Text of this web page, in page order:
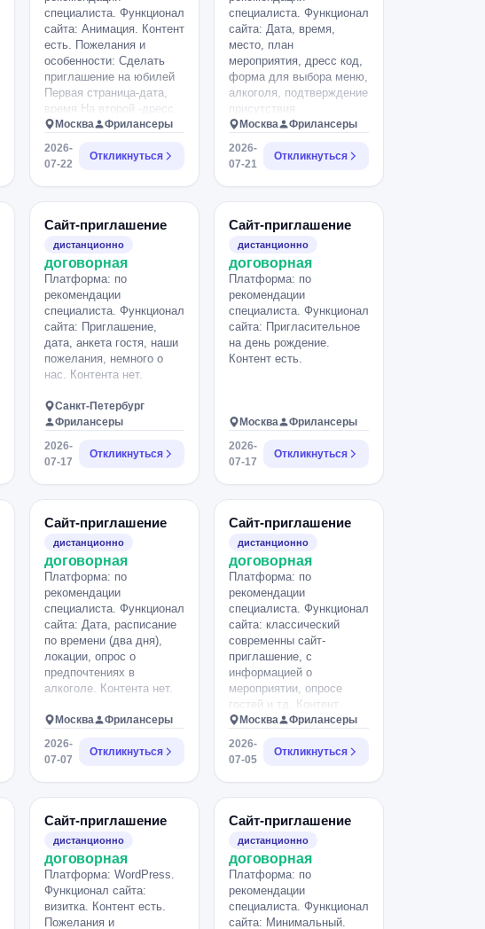
специалиста. Функционал
сайта: Анимация. Контент
есть. Пожелания и
особенности: Сделать
приглашение на юбилей
Первая страница-дата,
время На второй -дресс
код и референсы.
Москва
Фрилансеры
2026-
07-22
Откликнуться
специалиста. Функционал
сайта: Дата, время,
место, план
мероприятия, дресс код,
форма для выбора меню,
алкоголя, подтверждение
присутствия.
Оформление в цветовой
палитре свадьбы.
Контента нет.
Москва
Фрилансеры
2026-
07-21
Откликнуться
Сайт-приглашение
дистанционно
договорная
Платформа: по
рекомендации
специалиста. Функционал
сайта: Приглашение,
дата, анкета гостя, наши
пожелания, немного о
нас. Контента нет.
Санкт-Петербург
Фрилансеры
2026-
07-17
Откликнуться
Сайт-приглашение
дистанционно
договорная
Платформа: по
рекомендации
специалиста. Функционал
сайта: Пригласительное
на день рождение.
Контент есть.
Москва
Фрилансеры
2026-
07-17
Откликнуться
Сайт-приглашение
дистанционно
договорная
Платформа: по
рекомендации
специалиста. Функционал
сайта: Дата, расписание
по времени (два дня),
локации, опрос о
предпочтениях в
алкоголе. Контента нет.
Москва
Фрилансеры
2026-
07-07
Откликнуться
Сайт-приглашение
дистанционно
договорная
Платформа: по
рекомендации
специалиста. Функционал
сайта: классический
современны сайт-
приглашение, с
информацией о
мероприятии, опросе
гостей и тд. Контент
есть.Москва
Фрилансеры
2026-
07-05
Откликнуться
Сайт-приглашение
дистанционно
договорная
Платформа: WordPress.
Функционал сайта:
визитка. Контент есть.
Пожелания и
Сайт-приглашение
дистанционно
договорная
Платформа: по
рекомендации
специалиста. Функционал
сайта: Минимальный.